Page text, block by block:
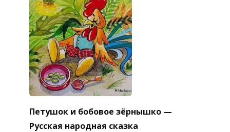
Петушок и бобовое зёрнышко —
Русская народная сказка